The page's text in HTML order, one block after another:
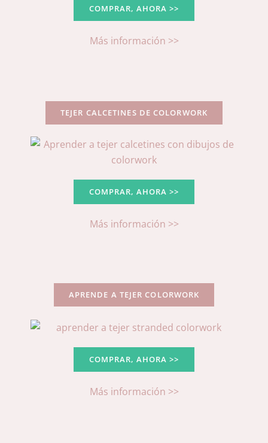
COMPRAR, AHORA >>
Más información >>
TEJER CALCETINES DE COLORWORK
COMPRAR, AHORA >>
Más información >>
APRENDE A TEJER COLORWORK
COMPRAR, AHORA >>
Más información >>